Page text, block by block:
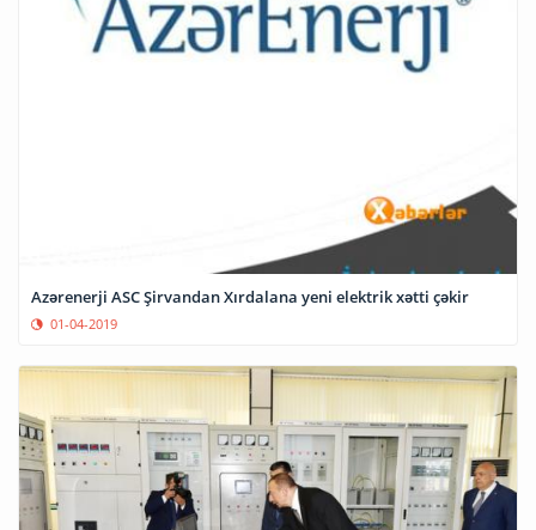
Azərenerji ASC Şirvandan Xırdalana yeni elektrik xətti çəkir
01-04-2019